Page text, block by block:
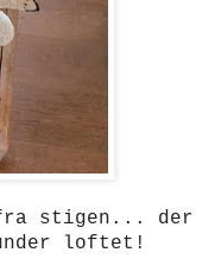
stigen... der
loftet!